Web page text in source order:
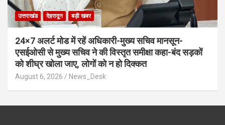
उत्तराखंड देहरादून बड़ी खबर
24×7 अलर्ट मोड में रहें अधिकारी-मुख्य सचिव मानसून-
एसईओसी से मुख्य सचिव ने की विस्तृत समीक्षा कहा-बंद सड़कों
को शीघ्र खोला जाए, लोगों को न हो दिक्कत
August 6, 2026 News_Desk